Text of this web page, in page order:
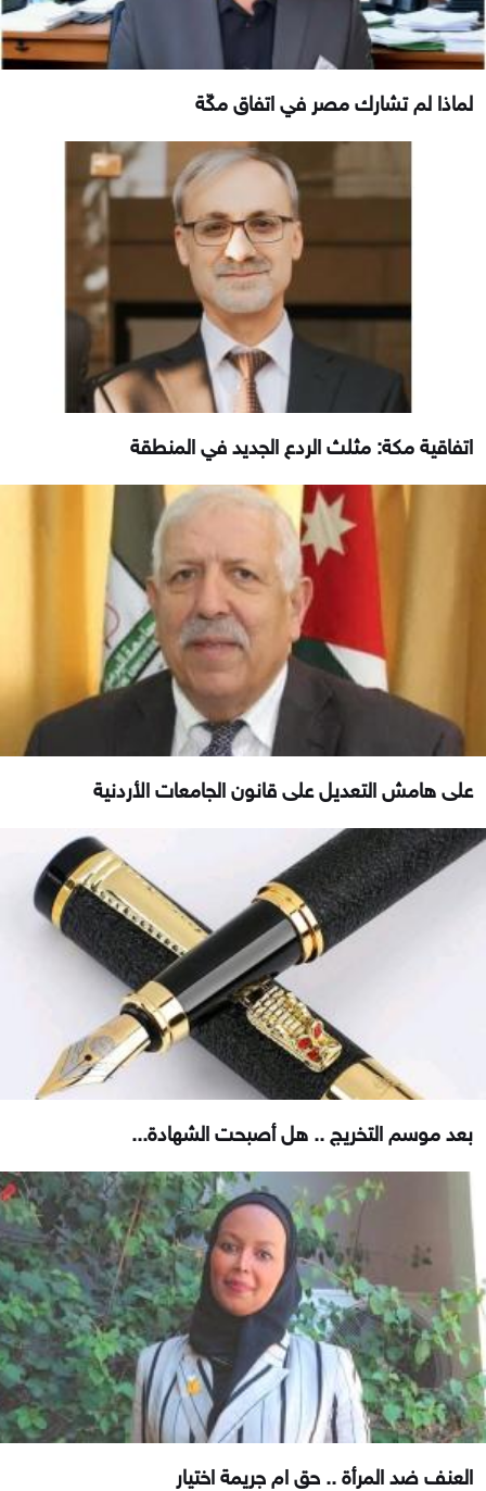
لماذا لم تشارك مصر في اتفاق مكّة
اتفاقية مكة: مثلث الردع الجديد في المنطقة
على هامش التعديل على قانون الجامعات الأردنية
بعد موسم التخريج .. هل أصبحت الشهادة...
العنف ضد المرأة .. حق ام جريمة اختيار